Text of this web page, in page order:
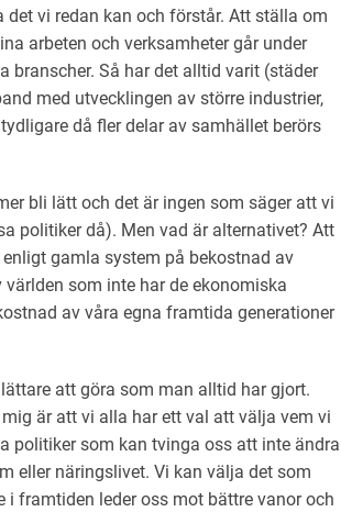
vi redan kan och förstår. Att ställa om
arbeten och verksamheter går under
branscher. Så har det alltid varit (städer
med utvecklingen av större industrier,
då fler delar av samhället berörs
bli lätt och det är ingen som säger att vi
politiker då). Men vad är alternativet? Att
gamla system på bekostnad av
som inte har de ekonomiska
av våra egna framtida generationer
att göra som man alltid har gjort.
är att vi alla har ett val att välja vem vi
politiker som kan tvinga oss att inte ändra
eller näringslivet. Vi kan välja det som
i framtiden leder oss mot bättre vanor och